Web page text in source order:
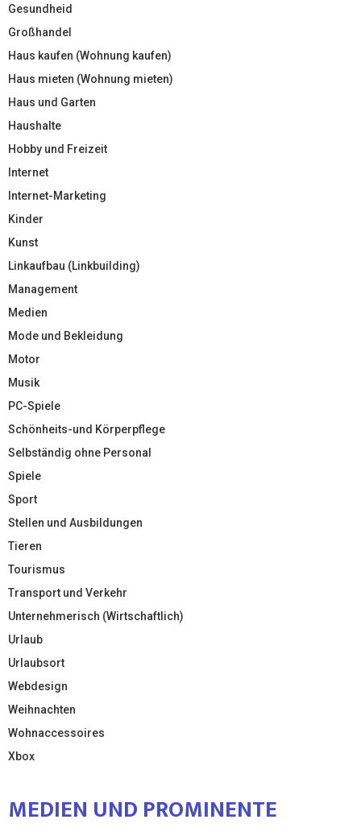
Gesundheid
Großhandel
Haus kaufen (Wohnung kaufen)
Haus mieten (Wohnung mieten)
Haus und Garten
Haushalte
Hobby und Freizeit
Internet
Internet-Marketing
Kinder
Kunst
Linkaufbau (Linkbuilding)
Management
Medien
Mode und Bekleidung
Motor
Musik
PC-Spiele
Schönheits-und Körperpflege
Selbständig ohne Personal
Spiele
Sport
Stellen und Ausbildungen
Tieren
Tourismus
Transport und Verkehr
Unternehmerisch (Wirtschaftlich)
Urlaub
Urlaubsort
Webdesign
Weihnachten
Wohnaccessoires
Xbox
MEDIEN UND PROMINENTE